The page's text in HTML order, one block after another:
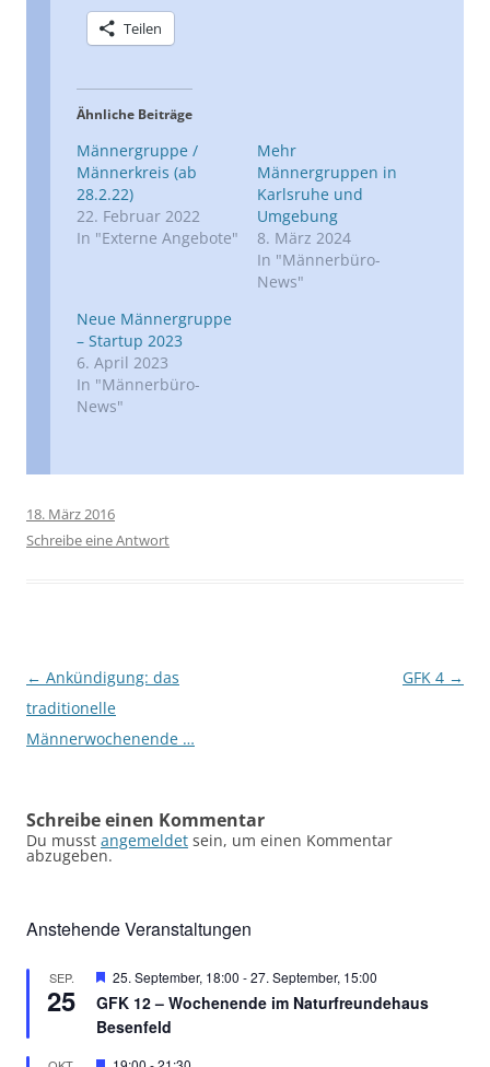
Teilen
Ähnliche Beiträge
Männergruppe /
Männerkreis (ab
28.2.22)
22. Februar 2022
In "Externe Angebote"
Mehr
Männergruppen in
Karlsruhe und
Umgebung
8. März 2024
In "Männerbüro-
News"
Neue Männergruppe
– Startup 2023
6. April 2023
In "Männerbüro-
News"
18. März 2016
Schreibe eine Antwort
Beitragsnavigation
← Ankündigung: das
traditionelle
Männerwochenende …
GFK 4 →
Schreibe einen Kommentar
Du musst angemeldet sein, um einen Kommentar
abzugeben.
Anstehende Veranstaltungen
SEP.
25
Hervorgehoben
25. September, 18:00 -27. September, 15:00
GFK 12 – Wochenende im Naturfreundehaus
Besenfeld